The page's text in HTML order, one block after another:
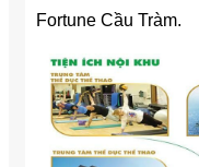
Fortune Cầu Tràm.